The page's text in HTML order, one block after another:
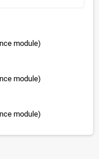
module)
module)
module)